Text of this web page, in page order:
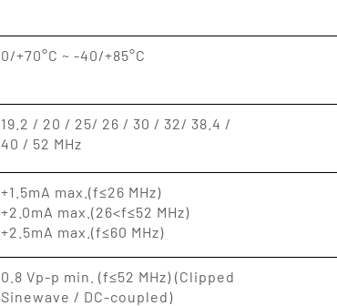
0/+70°C ~ -40/+85°C
19.2 / 20 / 25/ 26 / 30 / 32/ 38.4 /
40 / 52 MHz
+1.5mA max.(f≤26 MHz)
+2.0mA max.(26<f≤52 MHz)
+2.5mA max.(f≤60 MHz)
0.8 Vp-p min. (f≤52 MHz) (Clipped
Sinewave / DC-coupled)